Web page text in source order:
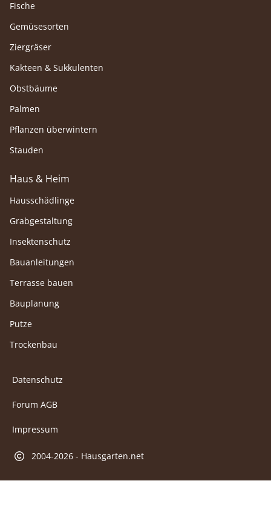
Fische
Gemüsesorten
Ziergräser
Kakteen & Sukkulenten
Obstbäume
Palmen
Pflanzen überwintern
Stauden
Haus & Heim
Hausschädlinge
Grabgestaltung
Insektenschutz
Bauanleitungen
Terrasse bauen
Bauplanung
Putze
Trockenbau
Datenschutz
Forum AGB
Impressum
2004-2026 - Hausgarten.net